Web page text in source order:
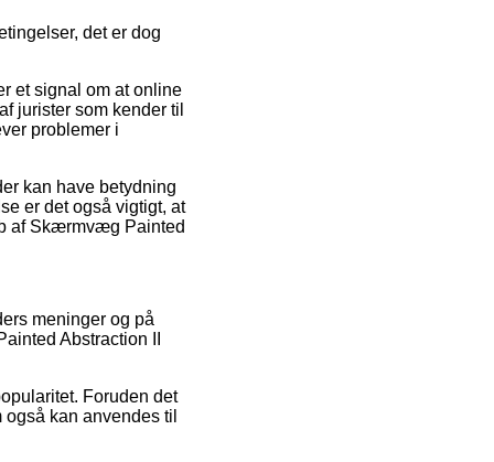
det er dog
et signal om at online
jurister som kender til
problemer i
kan have betydning
er det også vigtigt, at
af Skærmvæg Painted
meninger og på
Abstraction II
Foruden det
kan anvendes til